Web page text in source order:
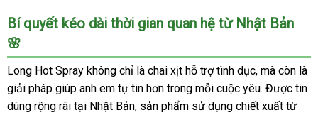
Chai
Xịt
Kéo
Dài
Thời
Gian
Quan
Bí quyết kéo dài thời gian quan hệ từ Nhật Bản
🌸
Long Hot Spray không chỉ là chai xịt hỗ trợ tình dục, mà còn là
giải pháp giúp anh em tự tin hơn trong mỗi cuộc yêu. Được tin
dùng rộng rãi tại Nhật Bản, sản phẩm sử dụng chiết xuất từ